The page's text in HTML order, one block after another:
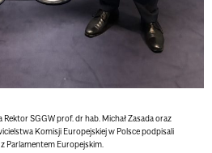
SGGW prof. dr hab. Michał Zasada oraz
Komisji Europejskiej w Polsce podpisali
Parlamentem Europejskim.